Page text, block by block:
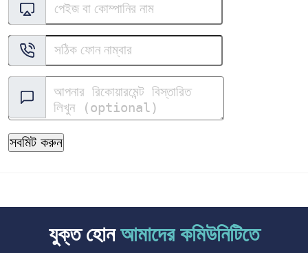
সবমিট করুন
যুক্ত হোন আমাদের কমিউনিটিতে